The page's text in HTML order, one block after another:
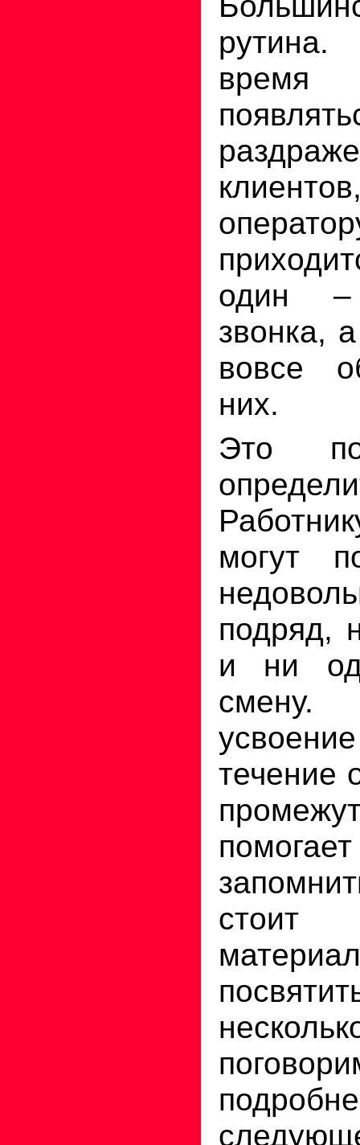
рутина.
один
звонка,
вовсе
них.
Это
могут
подряд,
и ни
смену.
течение